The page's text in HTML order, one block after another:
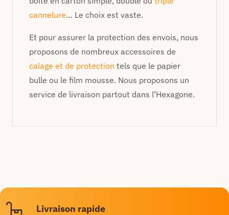
cannelure… Le choix est vaste.
Et pour assurer la protection des envois, nous
proposons de nombreux accessoires de
calage et de protection tels que le papier
bulle ou le film mousse. Nous proposons un
service de livraison partout dans l’Hexagone.
Livraison rapide